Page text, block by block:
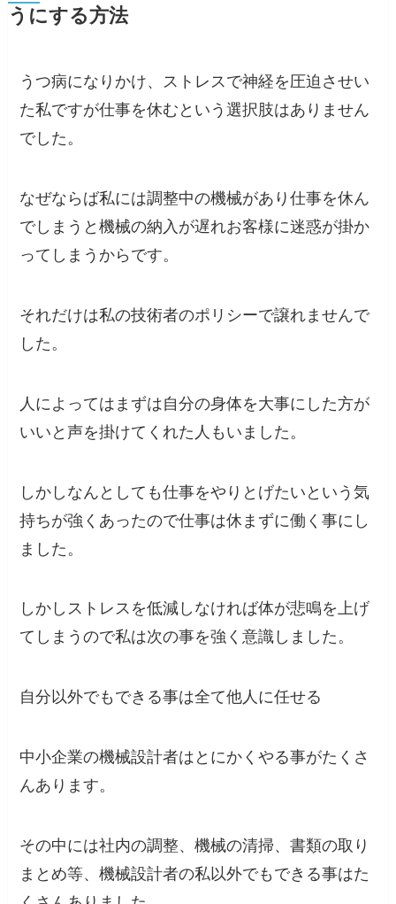
うにする方法
うつ病になりかけ、ストレスで神経を圧迫させい
た私ですが仕事を休むという選択肢はありません
でした。
なぜならば私には調整中の機械があり仕事を休ん
でしまうと機械の納入が遅れお客様に迷惑が掛か
ってしまうからです。
それだけは私の技術者のポリシーで譲れませんで
した。
人によってはまずは自分の身体を大事にした方が
いいと声を掛けてくれた人もいました。
しかしなんとしても仕事をやりとげたいという気
持ちが強くあったので仕事は休まずに働く事にし
ました。
しかしストレスを低減しなければ体が悲鳴を上げ
てしまうので私は次の事を強く意識しました。
自分以外でもできる事は全て他人に任せる
中小企業の機械設計者はとにかくやる事がたくさ
んあります。
その中には社内の調整、機械の清掃、書類の取り
まとめ等、機械設計者の私以外でもできる事はた